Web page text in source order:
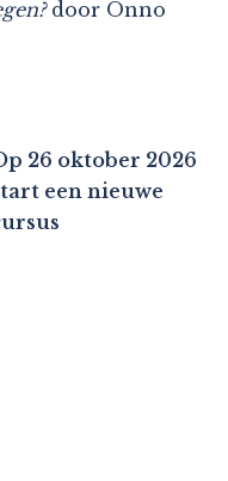
door Onno
26 oktober 2026
een nieuwe